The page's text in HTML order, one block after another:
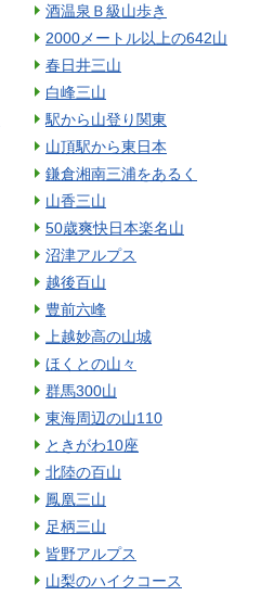
酒温泉Ｂ級山歩き
2000メートル以上の642山
春日井三山
白峰三山
駅から山登り関東
山頂駅から東日本
鎌倉湘南三浦をあるく
山香三山
50歳爽快日本楽名山
沼津アルプス
越後百山
豊前六峰
上越妙高の山城
ほくとの山々
群馬300山
東海周辺の山110
ときがわ10座
北陸の百山
鳳凰三山
足柄三山
皆野アルプス
山梨のハイクコース